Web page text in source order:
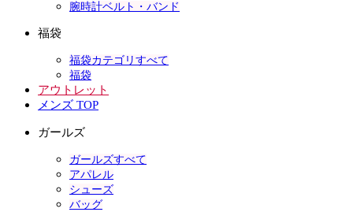
腕時計ベルト・バンド
福袋
福袋カテゴリすべて
福袋
アウトレット
メンズ TOP
ガールズ
ガールズすべて
アパレル
シューズ
バッグ